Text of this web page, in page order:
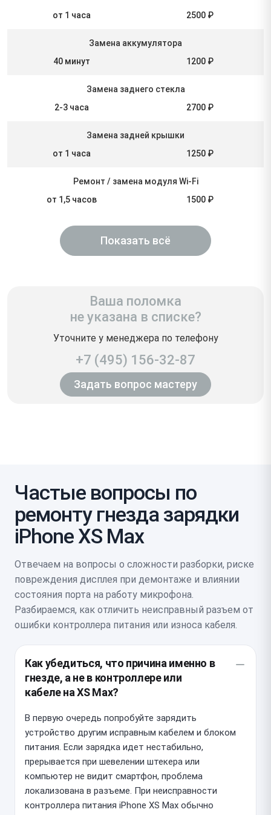
от 1 часа
2500 ₽
Замена аккумулятора
40 минут
1200 ₽
Замена заднего стекла
2-3 часа
2700 ₽
Замена задней крышки
от 1 часа
1250 ₽
Ремонт / замена модуля Wi-Fi
от 1,5 часов
1500 ₽
Показать всё
Ваша поломка
не указана в списке?
Уточните у менеджера по телефону
+7 (495) 156-32-87
Задать вопрос мастеру
Частые вопросы по
ремонту гнезда зарядки
iPhone XS Max
Отвечаем на вопросы о сложности разборки, риске
повреждения дисплея при демонтаже и влиянии
состояния порта на работу микрофона.
Разбираемся, как отличить неисправный разъем от
ошибки контроллера питания или износа кабеля.
Как убедиться, что причина именно в
гнезде, а не в контроллере или
кабеле на XS Max?
В первую очередь попробуйте зарядить
устройство другим исправным кабелем и блоком
питания. Если зарядка идет нестабильно,
прерывается при шевелении штекера или
компьютер не видит смартфон, проблема
локализована в разъеме. При неисправности
контроллера питания iPhone XS Max обычно